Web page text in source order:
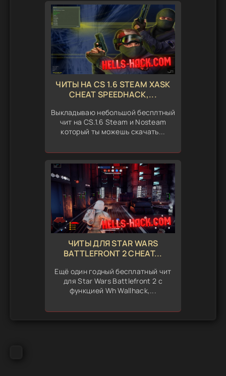
ЧИТЫ НА CS 1.6 STEAM XASK
CHEAT SPEEDHACK,...
Выкладываю небольшой бесплтный
чит на CS.1.6 Steam и Nosteam
который ты можешь скачать...
ЧИТЫ ДЛЯ STAR WARS
BATTLEFRONT 2 CHEAT...
Ещё один годный бесплатный чит
для Star Wars Battlefront 2 с
функцией Wh Wallhack,...